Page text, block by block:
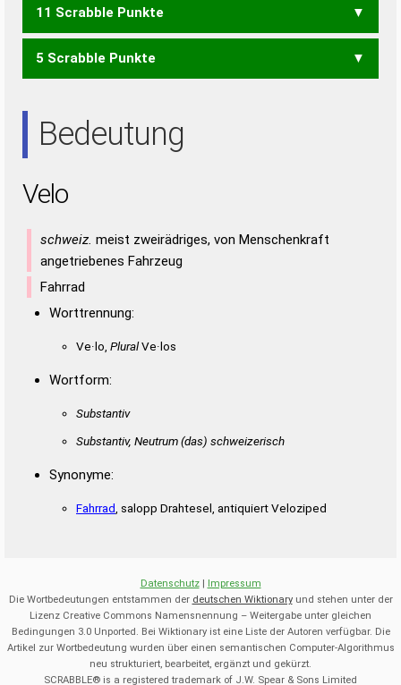
11 Scrabble Punkte
LOVE
5 Scrabble Punkte
Bedeutung
Velo
schweiz. meist zweirädriges, von Menschenkraft
angetriebenes Fahrzeug
Fahrrad
Worttrennung:
Ve·lo, PluralVe·los
Wortform:
Substantiv
Substantiv, Neutrum(das) schweizerisch
Synonyme:
Fahrrad , salopp Drahtesel, antiquiert Veloziped
Datenschutz| Impressum
Die Wortbedeutungen entstammen der deutschen Wiktionaryund stehen unter der
Lizenz Creative Commons Namensnennung – Weitergabe unter gleichen
Bedingungen 3.0 Unported. Bei Wiktionary ist eine Liste der Autoren verfügbar. Die
Artikel zur Wortbedeutung wurden über einen semantischen Computer-Algorithmus
neu strukturiert, bearbeitet, ergänzt und gekürzt.
SCRABBLE® is a registered trademark of J.W. Spear & Sons Limited